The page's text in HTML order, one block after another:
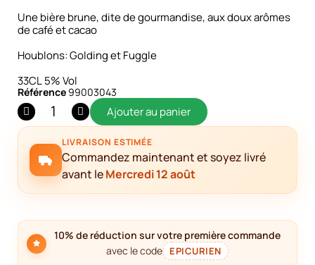
Une bière brune, dite de gourmandise, aux doux arômes
de café et cacao
Houblons: Golding et Fuggle
33CL 5% Vol
Référence 99003043
Ajouter au panier
LIVRAISON ESTIMÉE
Commandez maintenant et soyez livré
avant leMercredi 12 août
10% de réduction sur votre première commande
avec le code
EPICURIEN